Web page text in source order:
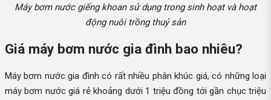
Máy bơm nước giếng khoan sử dụng trong sinh hoạt và hoạt
động nuôi trồng thuỷ sản
Giá máy bơm nước gia đình bao nhiêu?
Máy bơm nước gia đình có rất nhiều phân khúc giá, có những loại
máy bơm nước giá rẻ khoảng dưới 1 triệu đồng tới gần chục triệu